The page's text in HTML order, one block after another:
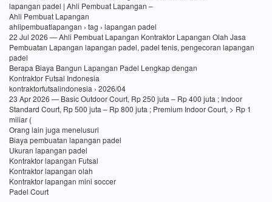
lapangan padel | Ahli Pembuat Lapangan –
Ahli Pembuat Lapangan
ahlipembuatlapangan › tag › lapangan padel
22 Jul 2026 — Ahli Pembuat Lapangan Kontraktor Lapangan Olah Jasa
Pembuatan Lapangan lapangan padel, padel tenis, pengecoran lapangan
padel
Berapa Biaya Bangun Lapangan Padel Lengkap dengan
Kontraktor Futsal Indonesia
kontraktorfutsalindonesia › 2026/04
23 Apr 2026 — Basic Outdoor Court, Rp 250 juta – Rp 400 juta ; Indoor
Standard Court, Rp 500 juta – Rp 800 juta ; Premium Indoor Court, > Rp 1
miliar (
Orang lain juga menelusuri
Biaya pembuatan lapangan padel
Ukuran lapangan padel
Kontraktor lapangan Futsal
Kontraktor lapangan olah
Kontraktor lapangan mini soccer
Padel Court